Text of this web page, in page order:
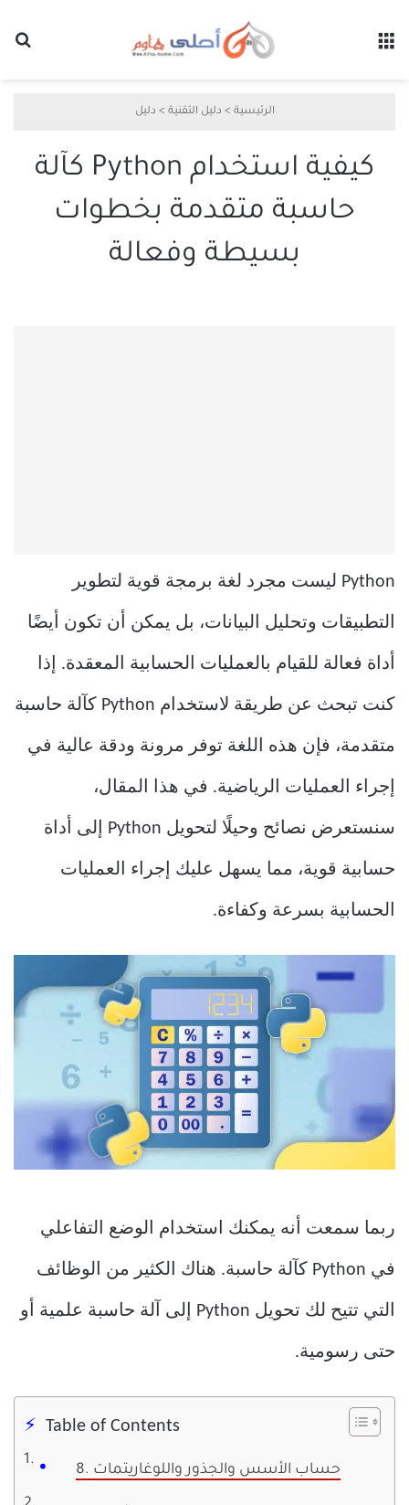
الرئيسية > دليل التقنية > دليل
كيفية استخدام Python كآلة
حاسبة متقدمة بخطوات
بسيطة وفعالة
Python ليست مجرد لغة برمجة قوية لتطوير
التطبيقات وتحليل البيانات، بل يمكن أن تكون أيضًا
أداة فعالة للقيام بالعمليات الحسابية المعقدة. إذا
كنت تبحث عن طريقة لاستخدام Python كآلة حاسبة
متقدمة، فإن هذه اللغة توفر مرونة ودقة عالية في
إجراء العمليات الرياضية. في هذا المقال،
سنستعرض نصائح وحيلًا لتحويل Python إلى أداة
حسابية قوية، مما يسهل عليك إجراء العمليات
الحسابية بسرعة وكفاءة.
ربما سمعت أنه يمكنك استخدام الوضع التفاعلي
في Python كآلة حاسبة. هناك الكثير من الوظائف
التي تتيح لك تحويل Python إلى آلة حاسبة علمية أو
حتى رسومية.
Table of Contents
8. حساب الأسس والجذور واللوغاريتمات